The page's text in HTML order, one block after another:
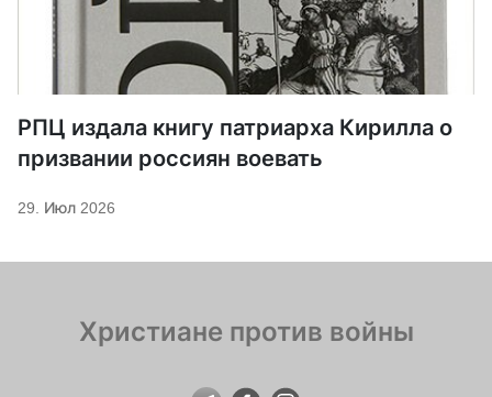
РПЦ издала книгу патриарха Кирилла о
призвании россиян воевать
29. Июл 2026
Христиане против войны